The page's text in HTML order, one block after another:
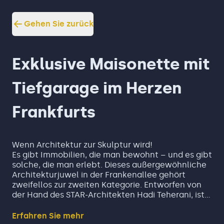
Gehen Sie zurück
Exklusive Maisonette mit
Tiefgarage im Herzen
Frankfurts
Wenn Architektur zur Skulptur wird!
Es gibt Immobilien, die man bewohnt – und es gibt
solche, die man erlebt. Dieses außergewöhnliche
Architekturjuwel in der Frankenallee gehört
zweifellos zur zweiten Kategorie. Entworfen von
der Hand des STAR-Architekten Hadi Teherani, ist
Zweizimmerwohnung; es ist ein Statement für
Erfahren Sie mehr